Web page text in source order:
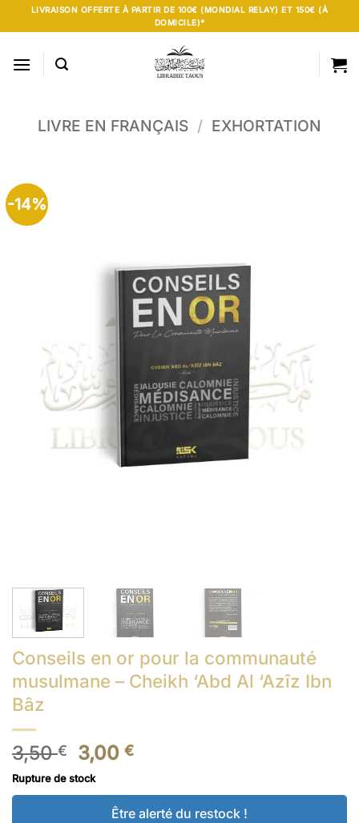
Passer
au
contenu
LIVRAISON OFFERTE À PARTIR DE 100€ (MONDIAL RELAY) ET 150€ (À
DOMICILE)*
LIVRE EN FRANÇAIS / EXHORTATION
-14%
Conseils en or pour la communauté
musulmane – Cheikh ‘Abd Al ‘Azîz Ibn
Bâz
3,50€
Le
prix
initial
était :
3,00€Le
actuel
est :
Rupture de stock
Être alerté du restock !